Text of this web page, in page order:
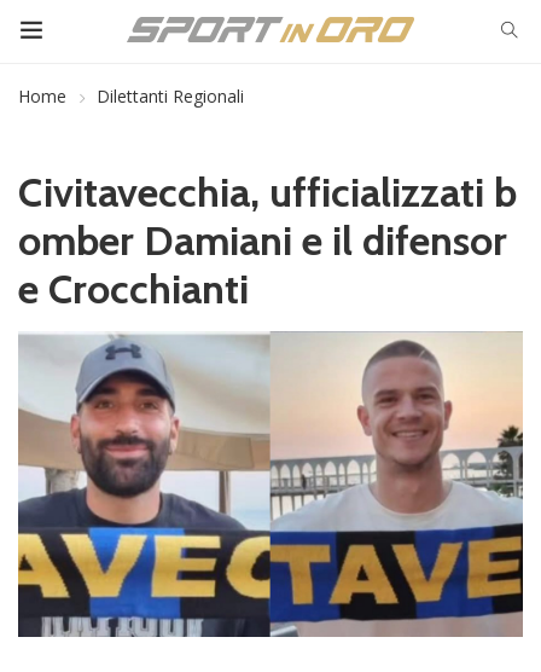
Home Dilettanti Regionali
Civitavecchia, ufficializzati b
omber Damiani e il difensor
e Crocchianti